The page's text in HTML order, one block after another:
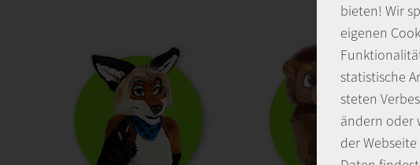
bieten! Wir
eigenen
statistische
steten
ändern oder
der